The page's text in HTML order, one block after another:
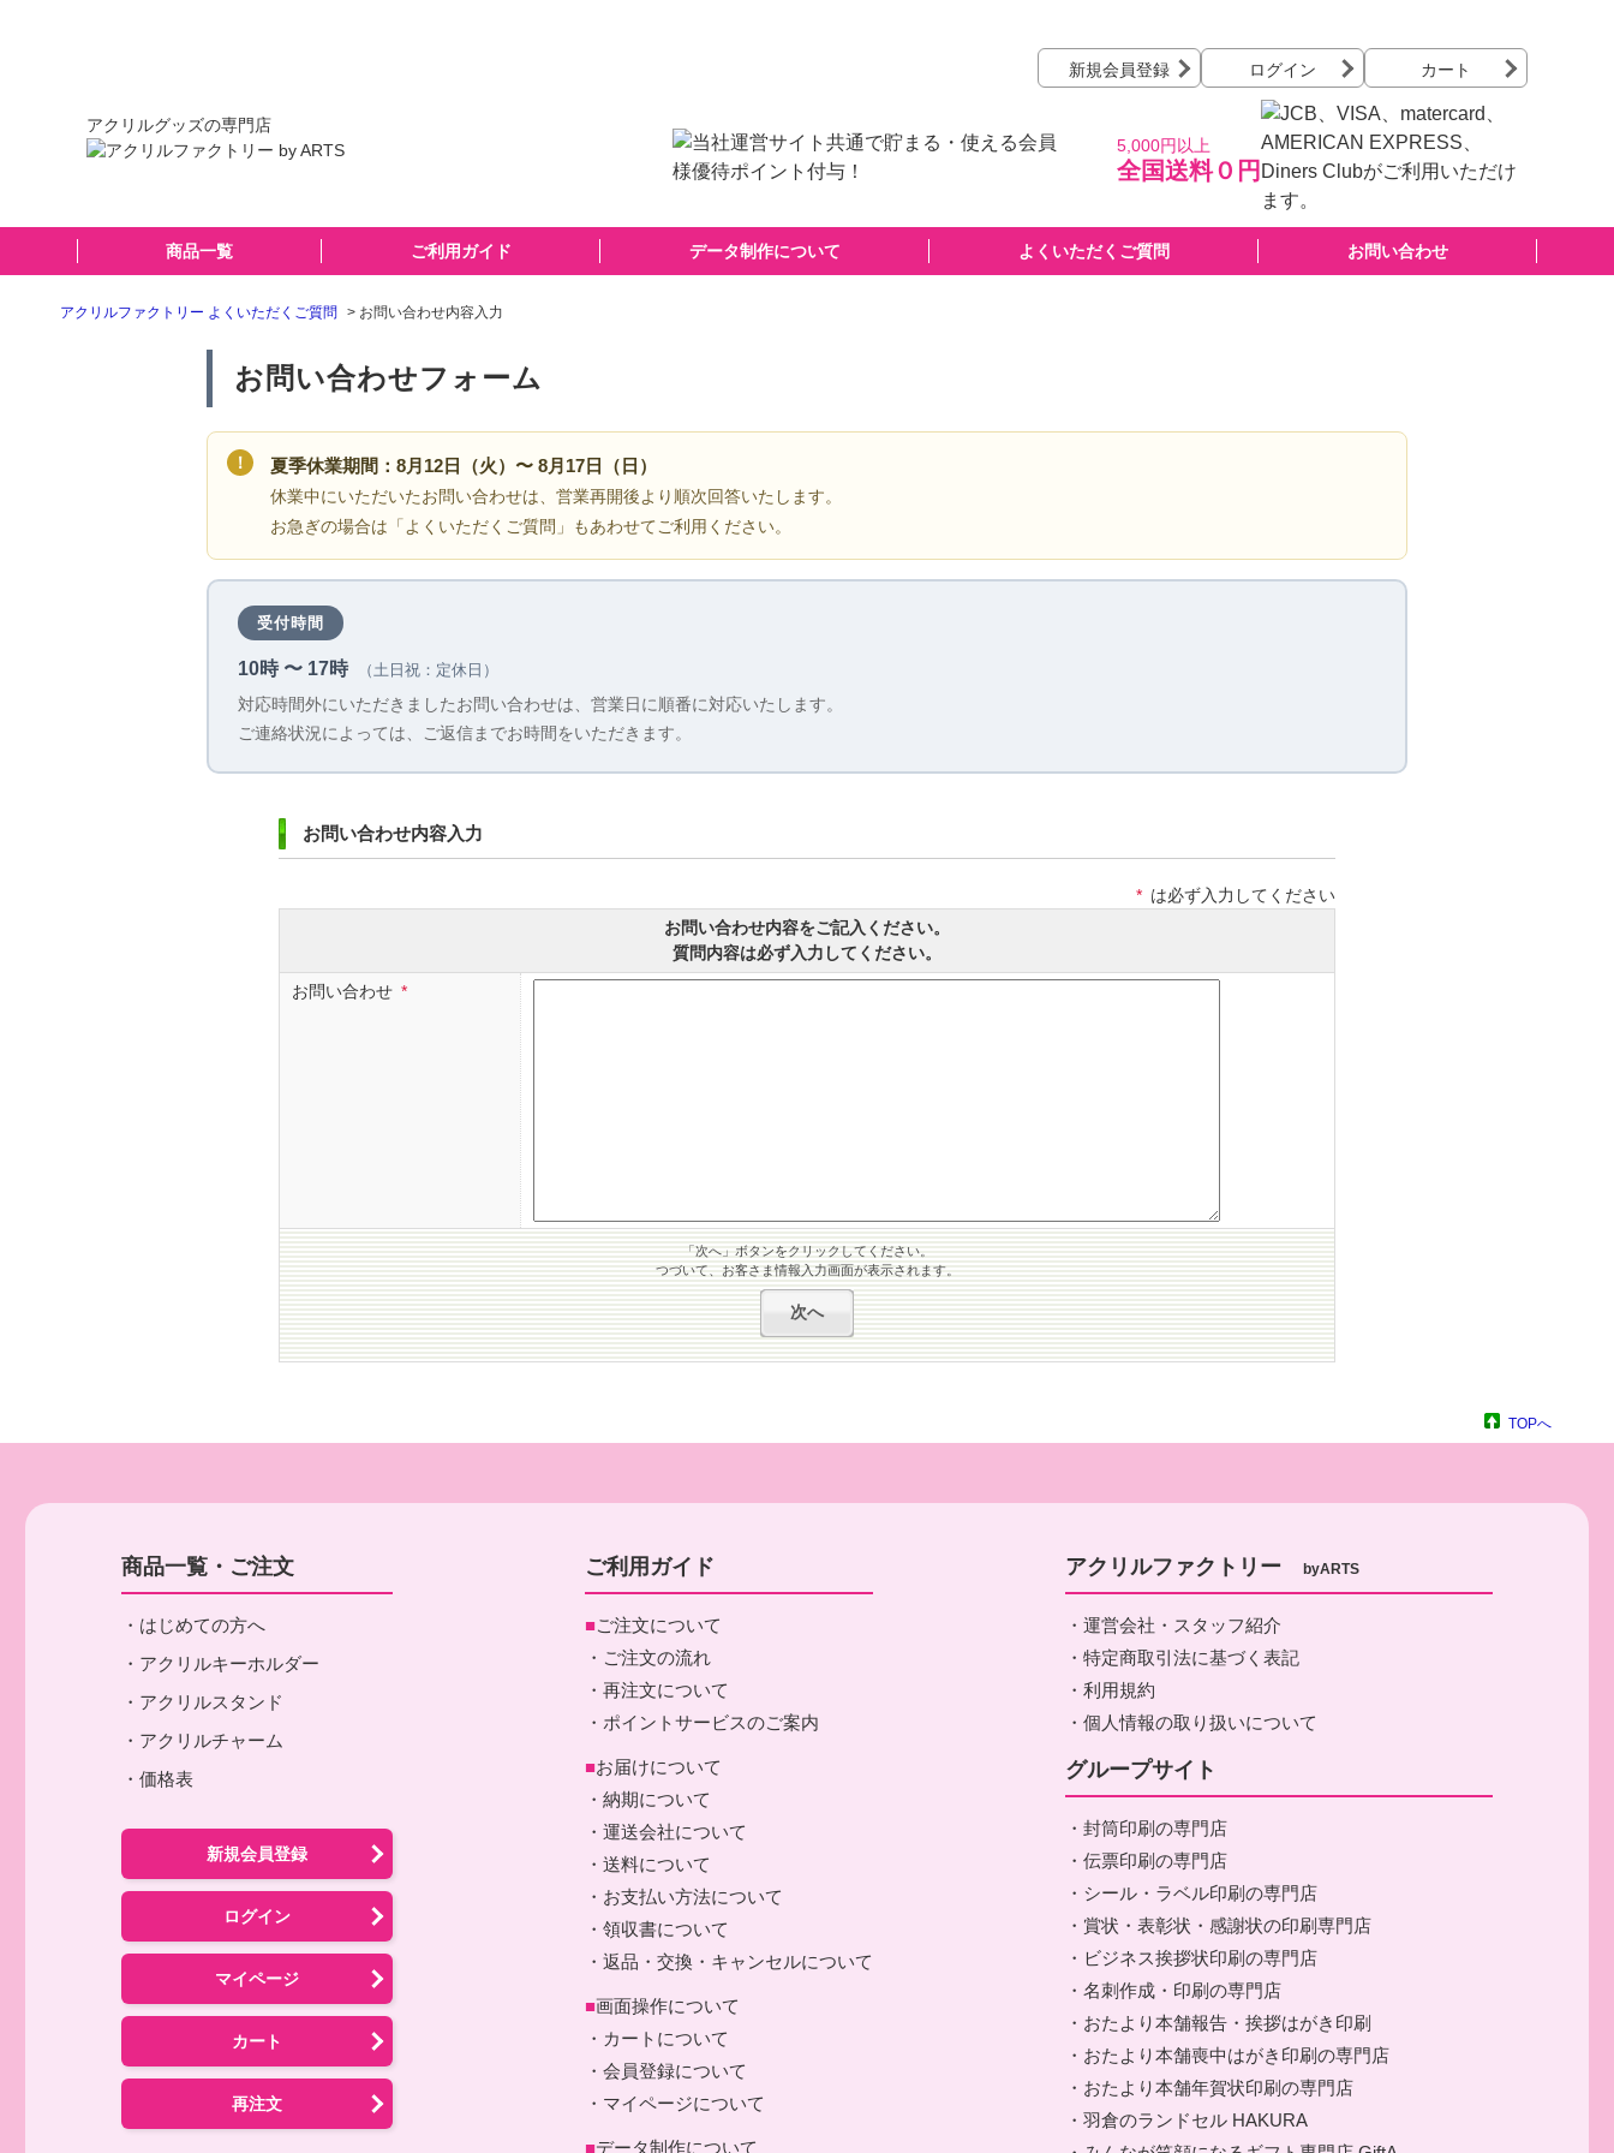
アクリルグッズの専門店
新規会員登録 ログイン カート
5,000円以上
全国送料０円
商品一覧 ご利用ガイド データ制作について よくいただくご質問 お問い合わせ
アクリルファクトリー よくいただくご質問 > お問い合わせ内容入力
お問い合わせフォーム
！ 夏季休業期間：8月12日（火）〜 8月17日（日）
休業中にいただいたお問い合わせは、営業再開後より順次回答いたします。
お急ぎの場合は「よくいただくご質問」もあわせてご利用ください。
受付時間
10時 〜 17時
（土日祝：定休日）
対応時間外にいただきましたお問い合わせは、営業日に順番に対応いたします。
ご連絡状況によっては、ご返信までお時間をいただきます。
お問い合わせ内容入力
* は必ず入力してください
お問い合わせ内容をご記入ください。
質問内容は必ず入力してください。
お問い合わせ *
「次へ」ボタンをクリックしてください。
つづいて、お客さま情報入力画面が表示されます。
TOPへ
商品一覧・ご注文
・はじめての方へ
・アクリルキーホルダー
・アクリルスタンド
・アクリルチャーム
・価格表
新規会員登録
ログイン
マイページ
カート
再注文
ご利用ガイド
■ご注文について
・ご注文の流れ
・再注文について
・ポイントサービスのご案内
■お届けについて
・納期について
・運送会社について
・送料について
・お支払い方法について
・領収書について
・返品・交換・キャンセルについて
■画面操作について
・カートについて
・会員登録について
・マイページについて
■データ制作について
アクリルファクトリー byARTS
・運営会社・スタッフ紹介
・特定商取引法に基づく表記
・利用規約
・個人情報の取り扱いについて
グループサイト
・封筒印刷の専門店
・伝票印刷の専門店
・シール・ラベル印刷の専門店
・賞状・表彰状・感謝状の印刷専門店
・ビジネス挨拶状印刷の専門店
・名刺作成・印刷の専門店
・おたより本舗報告・挨拶はがき印刷
・おたより本舗喪中はがき印刷の専門店
・おたより本舗年賀状印刷の専門店
・羽倉のランドセル HAKURA